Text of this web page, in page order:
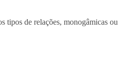
tipos de relações, monogâmicas ou